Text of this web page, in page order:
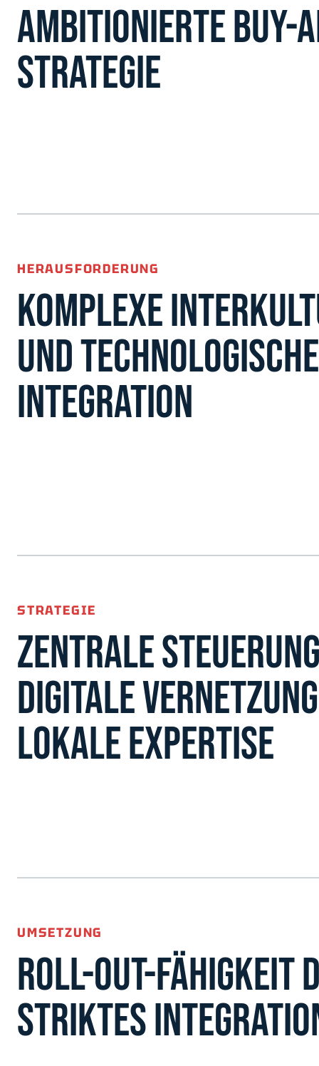
AMBITIONIERTE BUY-
STRATEGIE
HERAUSFORDERUNG
KOMPLEXE
UND TECHNOLOGISCHE
INTEGRATION
STRATEGIE
ZENTRALE
DIGITALE
LOKALE EXPERTISE
UMSETZUNG
ROLL-OUT-FÄHIGKEIT
STRIKTES